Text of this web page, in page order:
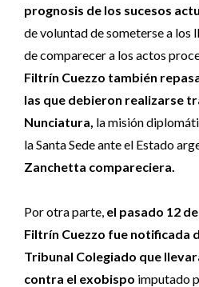
prognosis de los sucesos
de voluntad de someterse a los
de comparecer a los actos
Filtrín Cuezzo también
las que debieron realizarse
Nunciatura, la misión
la Santa Sede ante el Estado
Zanchetta compareciera.
Por otra parte, el pasado 12
Filtrín Cuezzo fue notificada
Tribunal Colegiado que
contra el exobispo imputado